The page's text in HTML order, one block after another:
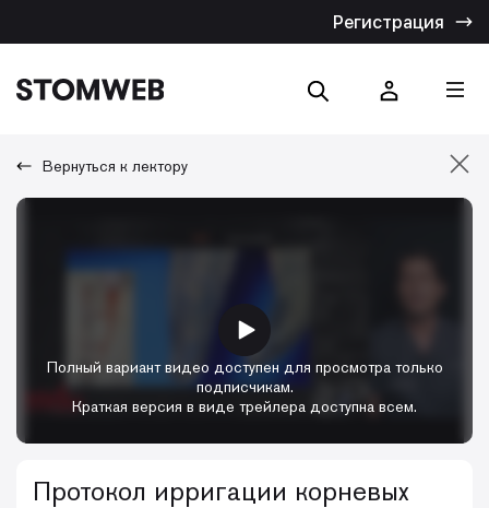
Регистрация
Вернуться к лектору
Полный вариант видео доступен для просмотра только
подписчикам.
Краткая версия в виде трейлера доступна всем.
Протокол ирригации корневых
Отмена
Искать по названию Искать по тексту